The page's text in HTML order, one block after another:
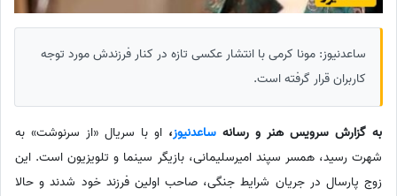
ساعدنیوز: مونا کرمی با انتشار عکسی تازه در کنار فرزندش مورد توجه
کاربران قرار گرفته است.
به گزارش سرویس هنر و رسانه ساعدنیوز، او با سریال «از سرنوشت» به
شهرت رسید، همسر سپند امیرسلیمانی، بازیگر سینما و تلویزیون است. این
زوج پارسال در جریان شرایط جنگی، صاحب اولین فرزند خود شدند و حالا